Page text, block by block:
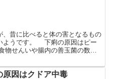
昔に比べると体の害となるもの
ようです。 下痢の原因はピー
物せんいや腸内の善玉菌の数も
原因はクドア中毒